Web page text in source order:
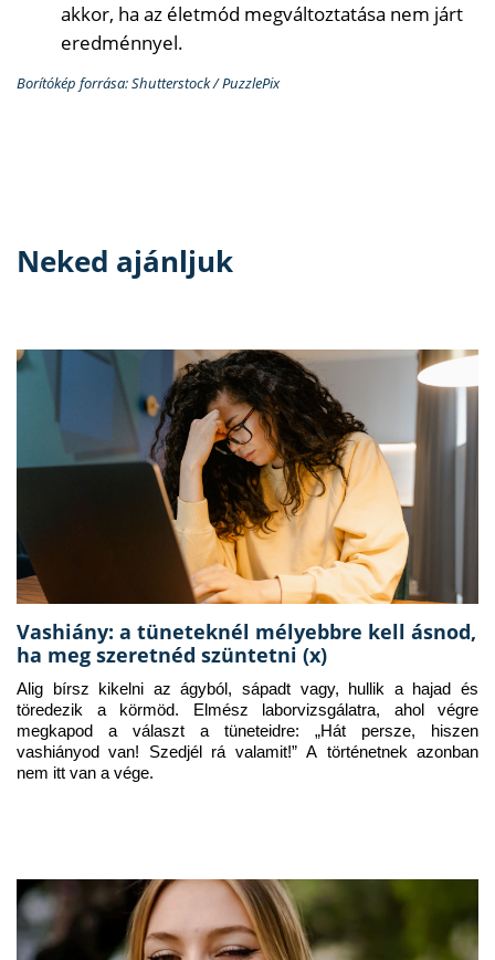
akkor, ha az életmód megváltoztatása nem járt
eredménnyel.
Borítókép forrása: Shutterstock / PuzzlePix
Neked ajánljuk
Vashiány: a tüneteknél mélyebbre kell ásnod,
ha meg szeretnéd szüntetni (x)
Alig bírsz kikelni az ágyból, sápadt vagy, hullik a hajad és
töredezik a körmöd. Elmész laborvizsgálatra, ahol végre
megkapod a választ a tüneteidre: „Hát persze, hiszen
vashiányod van! Szedjél rá valamit!” A történetnek azonban
nem itt van a vége.